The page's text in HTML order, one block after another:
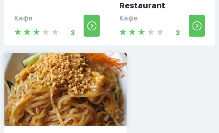
Кафе
3
Restaurant
Кафе
3